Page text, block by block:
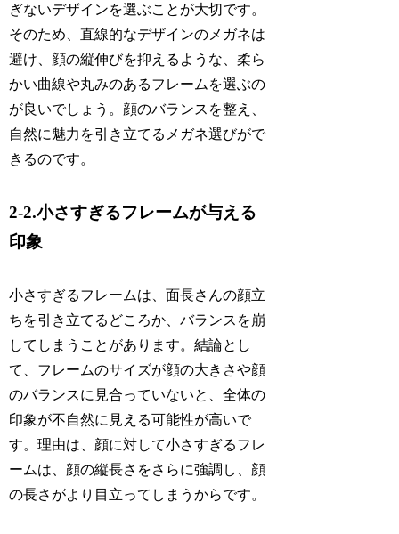
ぎないデザインを選ぶことが大切です。
そのため、直線的なデザインのメガネは
避け、顔の縦伸びを抑えるような、柔ら
かい曲線や丸みのあるフレームを選ぶの
が良いでしょう。顔のバランスを整え、
自然に魅力を引き立てるメガネ選びがで
きるのです。
2-2.小さすぎるフレームが与える
印象
小さすぎるフレームは、面長さんの顔立
ちを引き立てるどころか、バランスを崩
してしまうことがあります。結論とし
て、フレームのサイズが顔の大きさや顔
のバランスに見合っていないと、全体の
印象が不自然に見える可能性が高いで
す。理由は、顔に対して小さすぎるフレ
ームは、顔の縦長さをさらに強調し、顔
の長さがより目立ってしまうからです。